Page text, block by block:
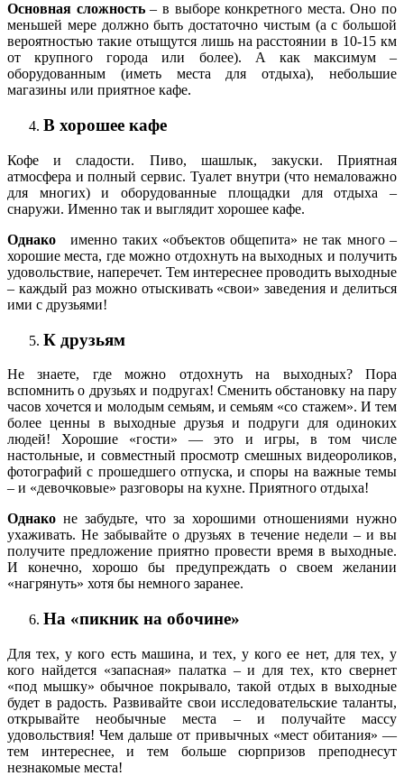
Основная сложность– в выборе конкретного места. Оно по
меньшей мере должно быть достаточно чистым (а с большой
вероятностью такие отыщутся лишь на расстоянии в 10-15 км
от крупного города или более). А как максимум –
оборудованным (иметь места для отдыха), небольшие
магазины или приятное кафе.
В хорошее кафе
Кофе и сладости. Пиво, шашлык, закуски. Приятная
атмосфера и полный сервис. Туалет внутри (что немаловажно
для многих) и оборудованные площадки для отдыха –
снаружи. Именно так и выглядит хорошее кафе.
Однакоименно таких «объектов общепита» не так много –
хорошие места, где можно отдохнуть на выходных и получить
удовольствие, наперечет. Тем интереснее проводить выходные
– каждый раз можно отыскивать «свои» заведения и делиться
ими с друзьями!
К друзьям
Не знаете, где можно отдохнуть на выходных? Пора
вспомнить о друзьях и подругах! Сменить обстановку на пару
часов хочется и молодым семьям, и семьям «со стажем». И тем
более ценны в выходные друзья и подруги для одиноких
людей! Хорошие «гости» — это и игры, в том числе
настольные, и совместный просмотр смешных видеороликов,
фотографий с прошедшего отпуска, и споры на важные темы
– и «девочковые» разговоры на кухне. Приятного отдыха!
Однако не забудьте, что за хорошими отношениями нужно
ухаживать. Не забывайте о друзьях в течение недели – и вы
получите предложение приятно провести время в выходные.
И конечно, хорошо бы предупреждать о своем желании
«нагрянуть» хотя бы немного заранее.
На «пикник на обочине»
Для тех, у кого есть машина, и тех, у кого ее нет, для тех, у
кого найдется «запасная» палатка – и для тех, кто свернет
«под мышку» обычное покрывало, такой отдых в выходные
будет в радость. Развивайте свои исследовательские таланты,
открывайте необычные места – и получайте массу
удовольствия! Чем дальше от привычных «мест обитания» —
тем интереснее, и тем больше сюрпризов преподнесут
незнакомые места!